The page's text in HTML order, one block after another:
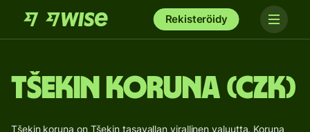
Rekisteröidy
Tšekin koruna (CZK)
Tšekin koruna on Tšekin tasavallan virallinen valuutta. Koruna